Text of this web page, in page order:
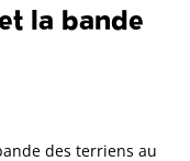
la bande
des terriens au